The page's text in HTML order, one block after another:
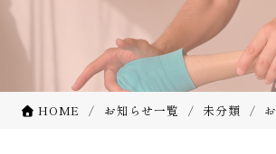
HOME お知らせ一覧 未分類